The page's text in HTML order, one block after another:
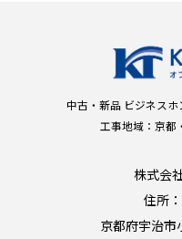
中古・新品 ビジネス
工事地域：京都
株式会
住所
京都府宇治